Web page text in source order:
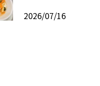
2026/07/16